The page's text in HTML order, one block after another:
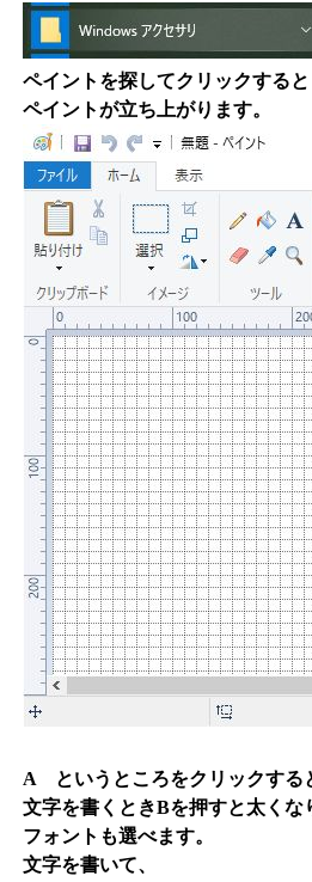
ペイントを探してクリックすると
ペイントが立ち上がります。
A というところをクリックする
文字を書くときBを押すと太くな
フォントも選べます。
文字を書いて、